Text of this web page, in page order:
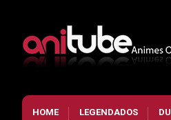
HOME LEGENDADOS